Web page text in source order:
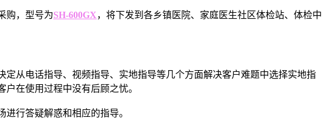
购，型号为SH-600GX，将下发到各乡镇医院、家庭医生社区体检站、体检中
从电话指导、视频指导、实地指导等几个方面解决客户难题中选择实地指
在使用过程中没有后顾之忧。
行答疑解惑和相应的指导。